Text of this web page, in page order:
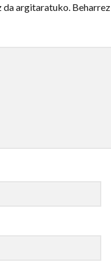
da argitaratuko.